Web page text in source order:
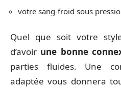
votre sang-froid sous
Quel que soit votre
d’avoir une bonne
parties fluides. Une
adaptée vous donnera